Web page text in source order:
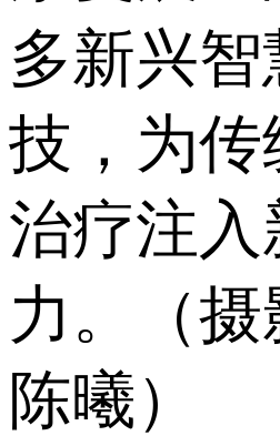
多新兴
技，为传
治疗注入
力。（摄
陈曦）